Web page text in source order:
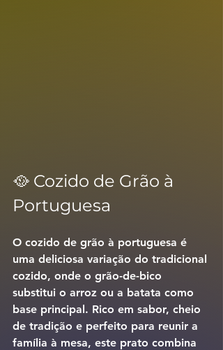
🥘 Cozido de Grão à
Portuguesa
O cozido de grão à portuguesa é
uma deliciosa variação do tradicional
cozido, onde o grão-de-bico
substitui o arroz ou a batata como
base principal. Rico em sabor, cheio
de tradição e perfeito para reunir a
família à mesa, este prato combina